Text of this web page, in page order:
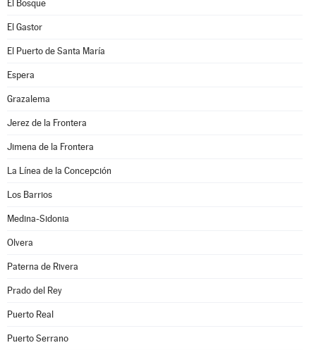
El Bosque
El Gastor
El Puerto de Santa María
Espera
Grazalema
Jerez de la Frontera
Jimena de la Frontera
La Línea de la Concepción
Los Barrios
Medina-Sidonia
Olvera
Paterna de Rivera
Prado del Rey
Puerto Real
Puerto Serrano